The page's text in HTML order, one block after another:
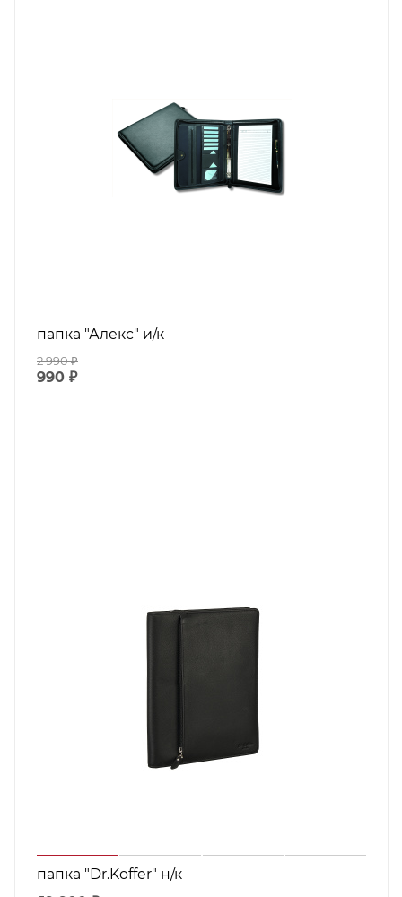
папка "Алекс" и/к
2 990₽
990 ₽
папка "Dr.Koffer" н/к